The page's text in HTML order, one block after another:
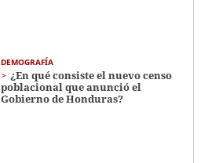
DEMOGRAFÍA
¿En qué consiste el nuevo censo
poblacional que anunció el
Gobierno de Honduras?